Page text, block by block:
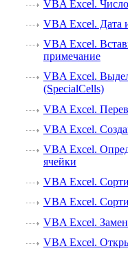
VBA Excel.
VBA Excel. Дата
VBA Excel.
примечание
VBA Excel.
(SpecialCells)
VBA Excel.
VBA Excel.
VBA Excel.
ячейки
VBA Excel.
VBA Excel.
VBA Excel.
VBA Excel.